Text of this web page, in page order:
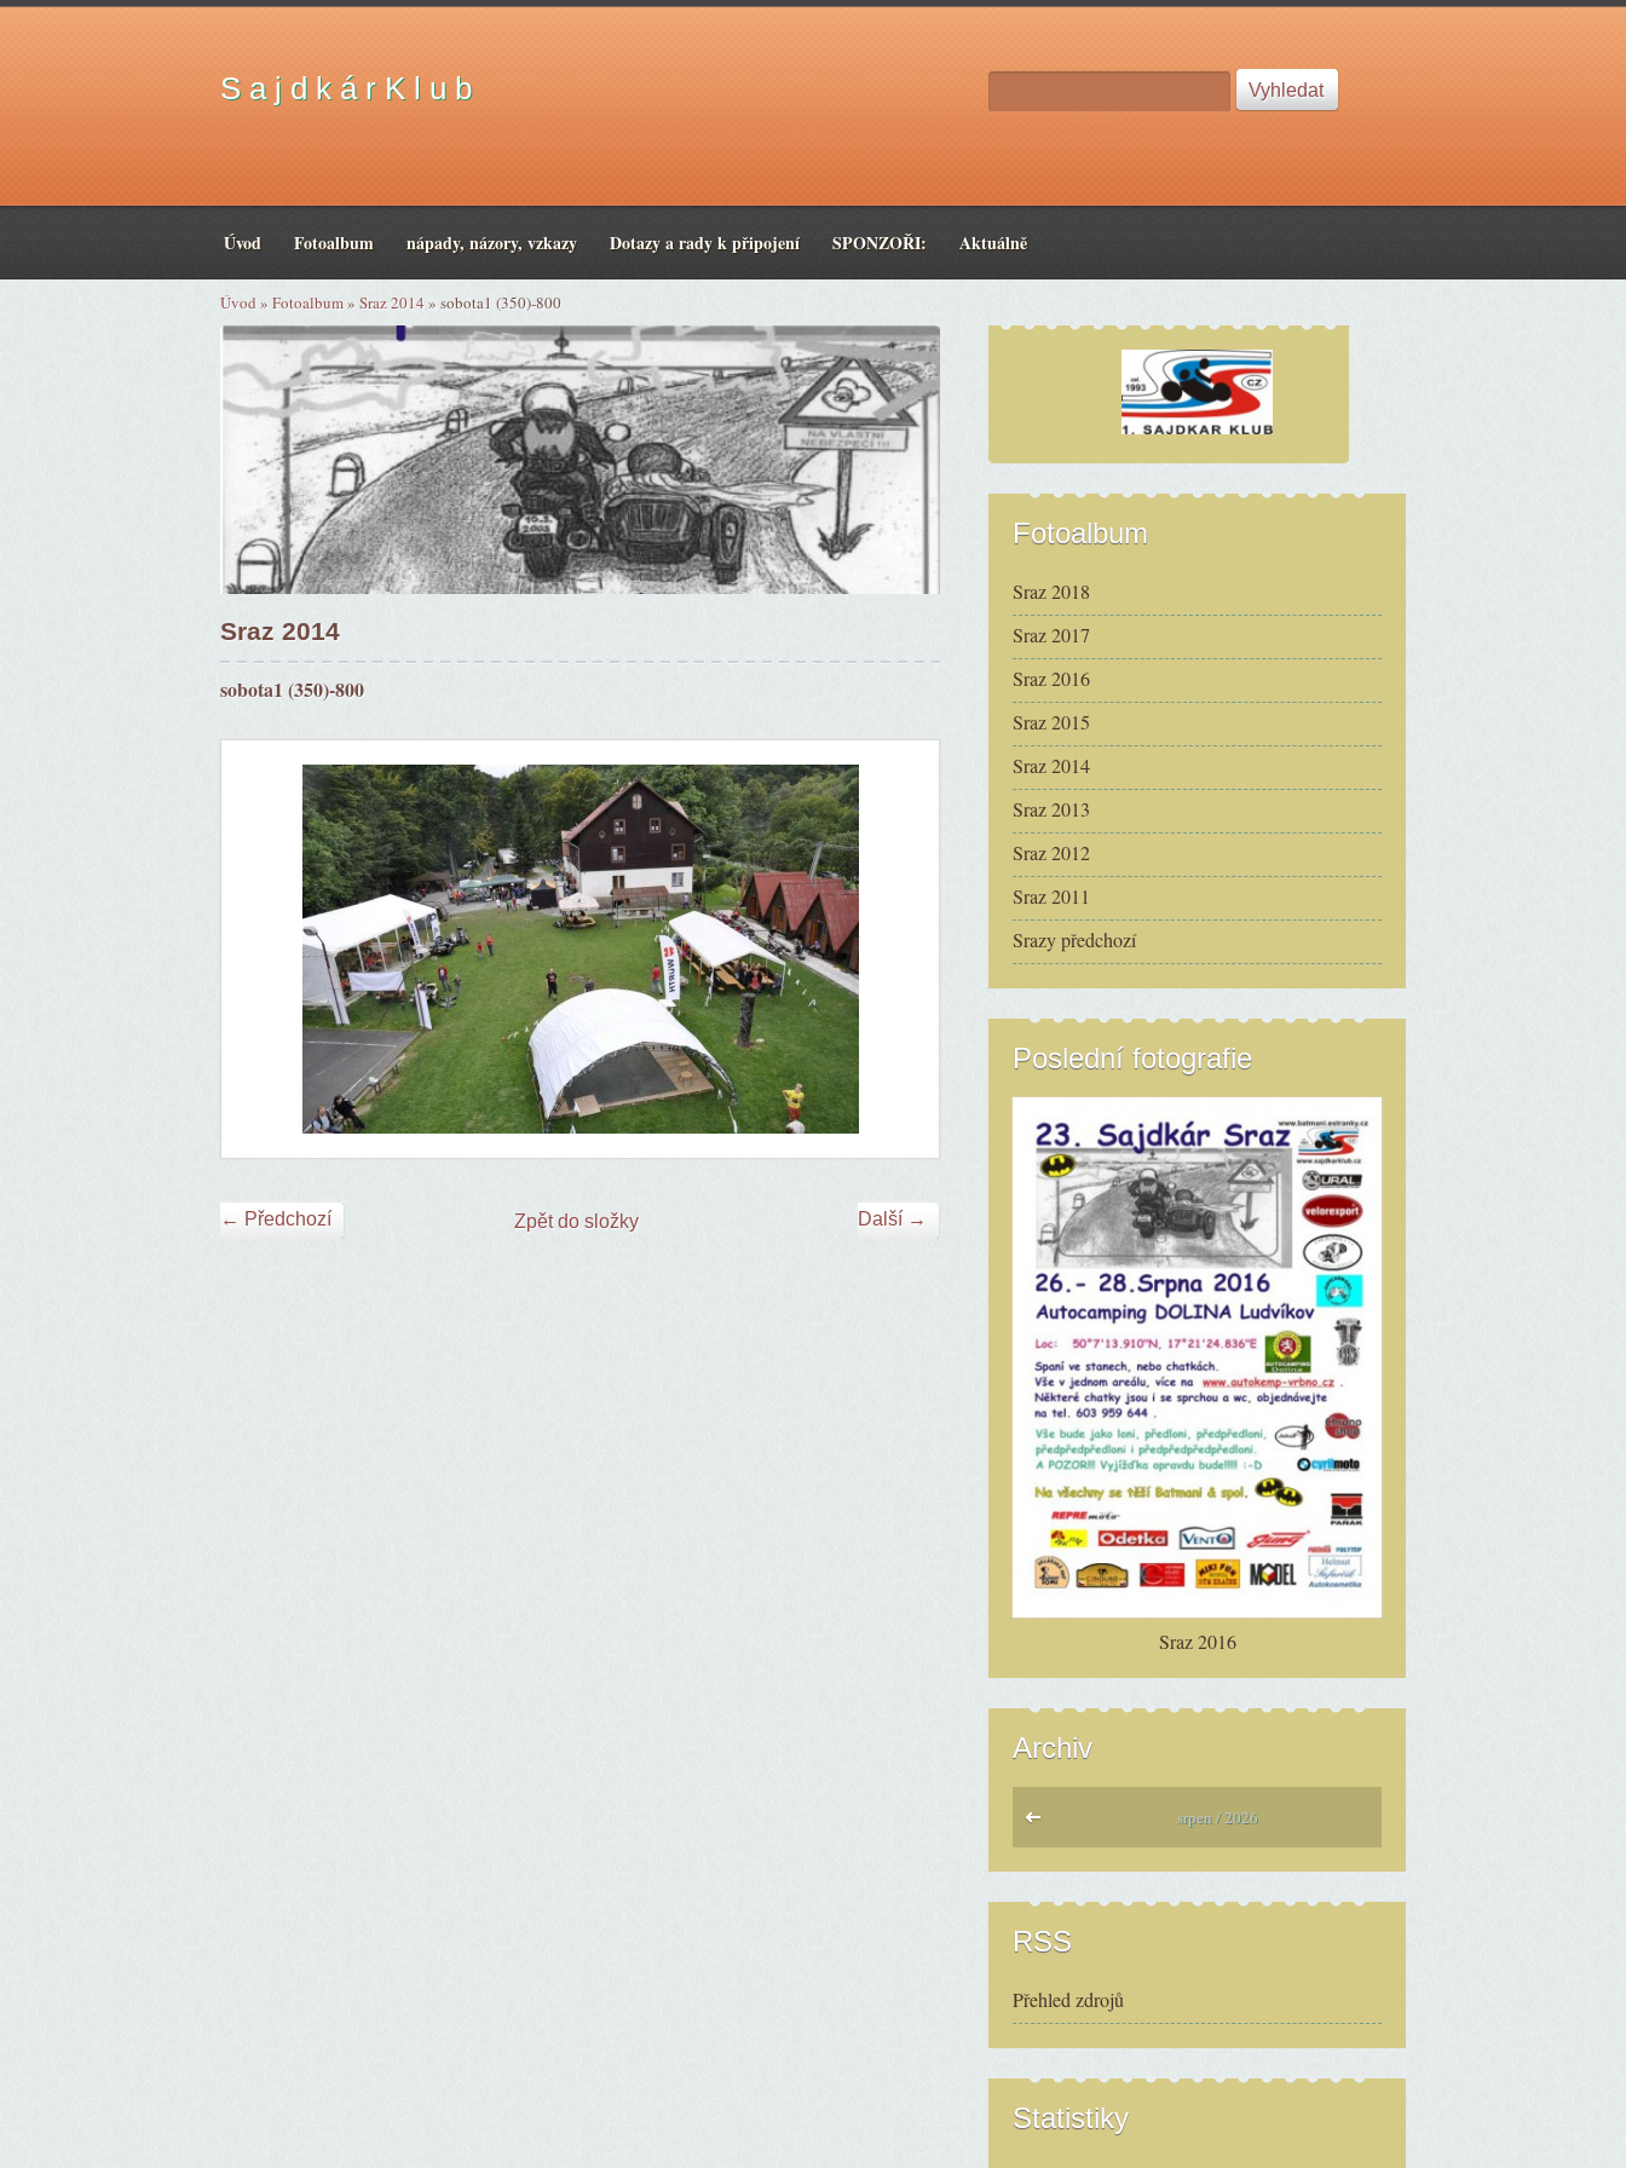
S a j d k á r K l u b
Úvod Fotoalbum nápady, názory, vzkazy Dotazy a rady k připojení SPONZOŘI: Aktuálně
Úvod » Fotoalbum» Sraz 2014» sobota1 (350)-800
Sraz 2014
sobota1 (350)-800
← Předchozí Další →
Zpět do složky
Fotoalbum
Sraz 2018
Sraz 2017
Sraz 2016
Sraz 2015
Sraz 2014
Sraz 2013
Sraz 2012
Sraz 2011
Srazy předchozí
Poslední fotografie
Sraz 2016
Archiv
srpen / 2026
RSS
Přehled zdrojů
Statistiky